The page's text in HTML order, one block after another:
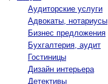
Аудиторские услуги
Адвокаты, нотариусы
Бизнес предложения
Бухгалтерия, аудит
Гостиницы
Дизайн интерьера
Детективы